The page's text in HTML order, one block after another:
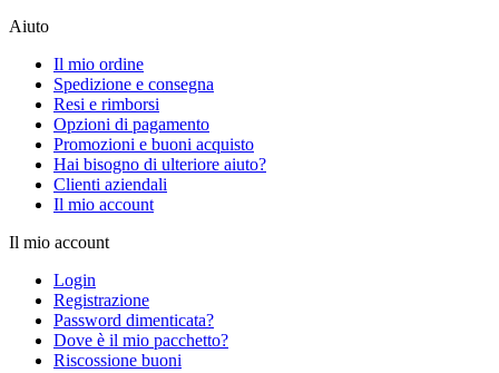
Aiuto
Il mio ordine
Spedizione e consegna
Resi e rimborsi
Opzioni di pagamento
Promozioni e buoni acquisto
Hai bisogno di ulteriore aiuto?
Clienti aziendali
Il mio account
Il mio account
Login
Registrazione
Password dimenticata?
Dove è il mio pacchetto?
Riscossione buoni